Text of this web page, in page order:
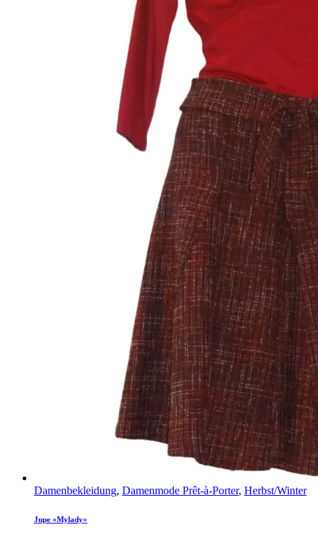
Damenbekleidung, Damenmode Prêt-à-Porter, Herbst/Winter
Jupe «Mylady»